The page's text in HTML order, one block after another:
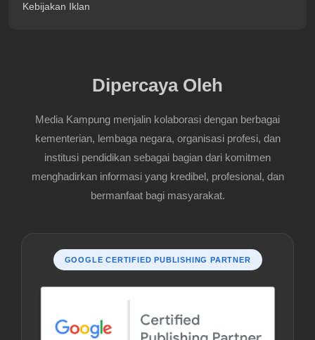
Kebijakan Iklan
Dipercaya Oleh
Media Kampung menjalin kolaborasi dengan berbagai
kementerian, lembaga negara, organisasi profesi, dan
institusi pendidikan sebagai bagian dari komitmen
menghadirkan informasi yang kredibel, profesional, dan
bermanfaat bagi masyarakat.
GOOGLE CERTIFIED PUBLISHING PARTNER